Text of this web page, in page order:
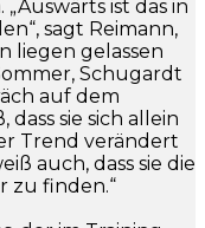
ist das in
sagt Reimann,
liegen gelassen
Schugardt
auf dem
dass sie sich allein
Trend verändert
auch, dass sie die
zu finden.“